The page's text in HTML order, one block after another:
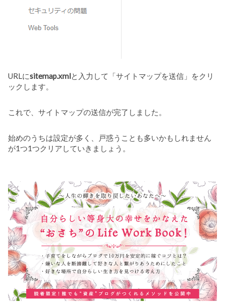
URLにsitemap.xmlと入力して「サイトマップを送信」をクリ
ックします。
これで、サイトマップの送信が完了しました。
始めのうちは設定が多く、戸惑うことも多いかもしれません
が1つ1つクリアしていきましょう。